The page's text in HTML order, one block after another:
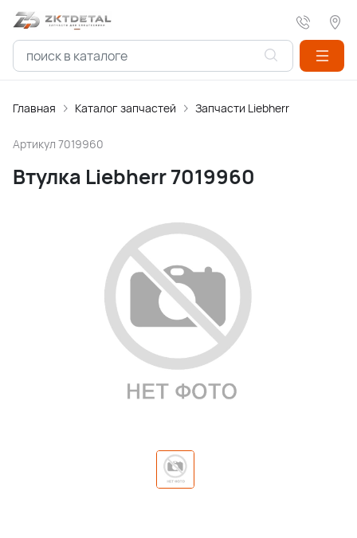
Главная Каталог запчастей Запчасти Liebherr
Артикул 7019960
Втулка Liebherr 7019960